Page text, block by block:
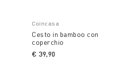
Coincasa
Cesto in bamboo con
coperchio
€ 39,90